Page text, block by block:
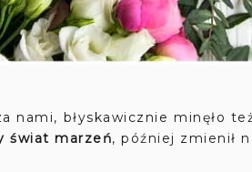
błyskawicznie minęło też
świat marzeń, później zmienił